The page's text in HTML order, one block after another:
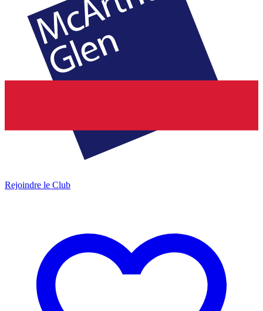
Rejoindre le Club